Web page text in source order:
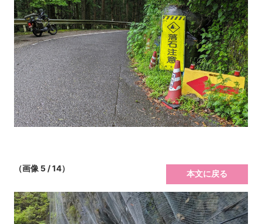
（画像 5 / 14）
本文に戻る